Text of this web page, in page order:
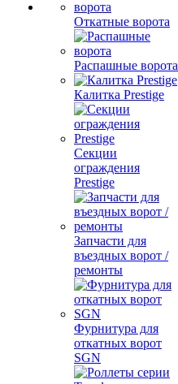
Откатные ворота
Распашные ворота
Калитка Prestige
Секции
ограждения
Prestige
Запчасти для
въездных ворот /
ремонты
Фурнитура для
откатных ворот
SGN